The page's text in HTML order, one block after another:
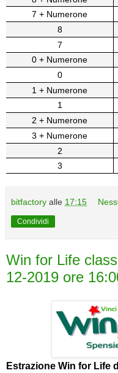
7 + Numerone
8
7
0 + Numerone
0
1 + Numerone
1
2 + Numerone
3 + Numerone
2
3
bitfactory alle 17:15
Condividi
Win for Life
12-2019 ore
Estrazione Win for Life